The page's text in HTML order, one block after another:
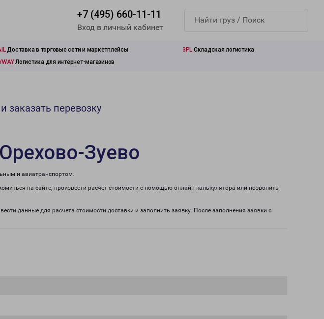
+7 (495) 660-11-11
Вход в личный кабинет
Доставка в торговые сети и маркетплейсы 3PL Складская логистика
Логистика для интернет-магазинов
заказать перевозку
Зуево
и авиатранспортом.
на сайте, произвести расчет стоимости с помощью онлайн-калькулятора или позвонить
данные для расчета стоимости доставки и заполнить заявку. После заполнения заявки с